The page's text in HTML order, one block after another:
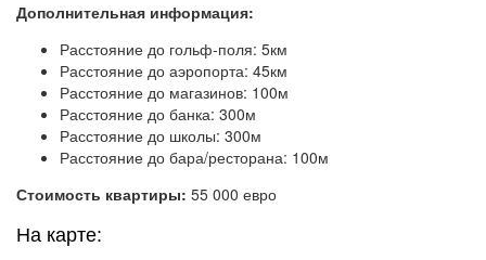
Дополнительная информация:
Расстояние до гольф-поля: 5км
Расстояние до аэропорта: 45км
Расстояние до магазинов: 100м
Расстояние до банка: 300м
Расстояние до школы: 300м
Расстояние до бара/ресторана: 100м
Стоимость квартиры: 55 000 евро
На карте: